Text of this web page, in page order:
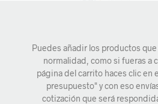
Puedes añadir los productos
normalidad, como si fueras a
página del carrito haces clic en
presupuesto" y con eso
cotización que será